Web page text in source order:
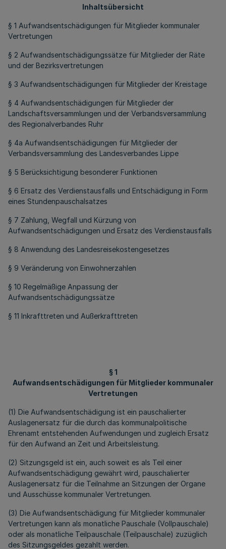
Inhaltsübersicht
§ 1 Aufwandsentschädigungen für Mitglieder kommunaler
Vertretungen
§ 2 Aufwandsentschädigungssätze für Mitglieder der Räte
und der Bezirksvertretungen
§ 3 Aufwandsentschädigungen für Mitglieder der Kreistage
§ 4 Aufwandsentschädigungen für Mitglieder der
Landschaftsversammlungen und der Verbandsversammlung
des Regionalverbandes Ruhr
§ 4a Aufwandsentschädigungen für Mitglieder der
Verbandsversammlung des Landesverbandes Lippe
§ 5 Berücksichtigung besonderer Funktionen
§ 6 Ersatz des Verdienstausfalls und Entschädigung in Form
eines Stundenpauschalsatzes
§ 7 Zahlung, Wegfall und Kürzung von
Aufwandsentschädigungen und Ersatz des Verdienstausfalls
§ 8 Anwendung des Landesreisekostengesetzes
§ 9 Veränderung von Einwohnerzahlen
§ 10 Regelmäßige Anpassung der
Aufwandsentschädigungssätze
§ 11 Inkrafttreten und Außerkrafttreten
§ 1
Aufwandsentschädigungen für Mitglieder kommunaler
Vertretungen
(1) Die Aufwandsentschädigung ist ein pauschalierter
Auslagenersatz für die durch das kommunalpolitische
Ehrenamt entstehenden Aufwendungen und zugleich Ersatz
für den Aufwand an Zeit und Arbeitsleistung.
(2) Sitzungsgeld ist ein, auch soweit es als Teil einer
Aufwandsentschädigung gewährt wird, pauschalierter
Auslagenersatz für die Teilnahme an Sitzungen der Organe
und Ausschüsse kommunaler Vertretungen.
(3) Die Aufwandsentschädigung für Mitglieder kommunaler
Vertretungen kann als monatliche Pauschale (Vollpauschale)
oder als monatliche Teilpauschale (Teilpauschale) zuzüglich
des Sitzungsgeldes gezahlt werden.